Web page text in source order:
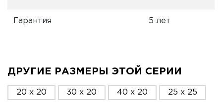
Гарантия 5 лет
ДРУГИЕ РАЗМЕРЫ ЭТОЙ СЕРИИ
20 x 20 30 x 20 40 x 20 25 x 25